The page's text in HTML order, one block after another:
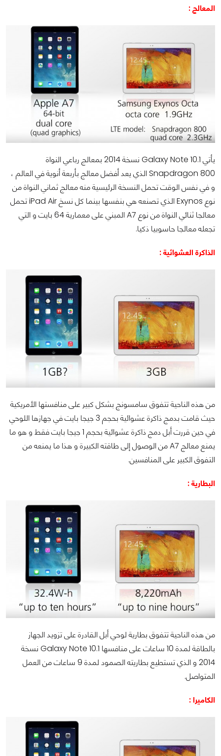
المعالج :
يأتي Galaxy Note 10.1 نسخة 2014 بمعالج رباعي النواة
Snapdragon 800الذي يعد أفضل معالج بأربعة أنوية في العالم ،
و في نفس الوقت تحمل النسخة الرئيسية منه معالج ثماني النواة من
نوع Exynosالذي تصنعه هي بنفسها بينما كل نسخiPad Airتحمل
معالجا ثنائي النواة من نوع A7
المبني على معمارية 64 بايت و التي
تجعله معالجا حاسوبيا ذكيا.
الذاكرة العشوائية :
من هذه الناحية تتفوق سامسونج بشكل كبير على منافستها الأمريكية
حيث قامت بدمج ذاكرة عشوائية بحجم 3 جيجا بايت في جهازها اللوحي
في حين قررت أبل دمج ذاكرة عشوائية بحجم 1 جيجا بايت فقط و هو ما
يمنع معالج A7من الوصول إلى طاقته الكبيرة و هذا ما يمنعه من
التفوق الكبير على المنافسين.
البطارية :
من هذه الناحية تتفوق بطارية لوحي أبل القادرة على تزويد الجهاز
بالطاقة لمدة 10 ساعات على منافسها
Galaxy Note 10.1 نسخة
2014 و الذي تستطيع بطاريته الصمود لمدة 9 ساعات من العمل
المتواصل.
الكاميرا :